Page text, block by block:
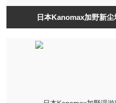
日本Kanomax加野新